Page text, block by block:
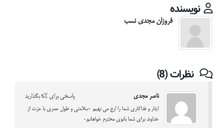
نویسنده
فروزان مجدی نسب
نظرات (8)
ناصر مجدی پاسخی برای %s بگذارید
ایثار و فداکاری شما را ارج می نهیم ۰سلامتی و طول عمری با عزت از
خداوند برای شما بانوی محترم خواهانم۰